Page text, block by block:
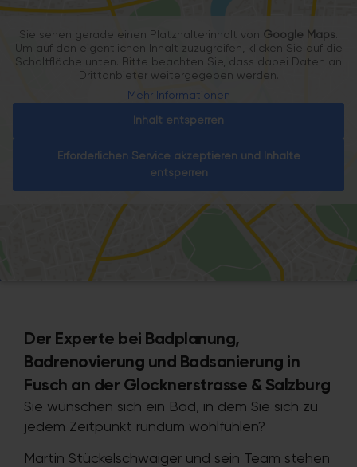
Sie sehen gerade einen Platzhalterinhalt von Google Maps
Um auf den eigentlichen Inhalt zuzugreifen, klicken Sie auf die
Schaltfläche unten. Bitte beachten Sie, dass dabei Daten an
Drittanbieter weitergegeben werden.
Mehr Informationen
Inhalt entsperren
Erforderlichen Service akzeptieren und Inhalte
entsperren
Der Experte bei Badplanung,
Badrenovierung und Badsanierung in
Fusch an der Glocknerstrasse & Salzburg
Sie wünschen sich ein Bad, in dem Sie sich zu
jedem Zeitpunkt rundum wohlfühlen?
Martin Stückelschwaiger und sein Team stehen